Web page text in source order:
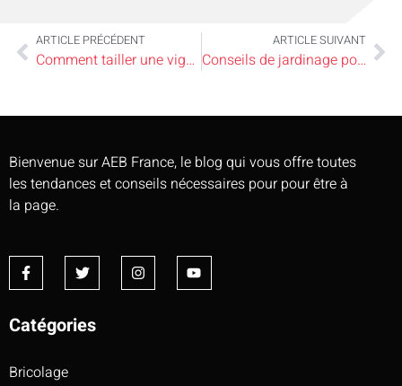
ARTICLE PRÉCÉDENT
Comment tailler une vigne ?
ARTICLE SUIVANT
Conseils de jardinage pour le mois de mars, légumes et plantes à l’honneur
Bienvenue sur AEB France, le blog qui vous offre toutes
les tendances et conseils nécessaires pour pour être à
la page.
Catégories
Bricolage